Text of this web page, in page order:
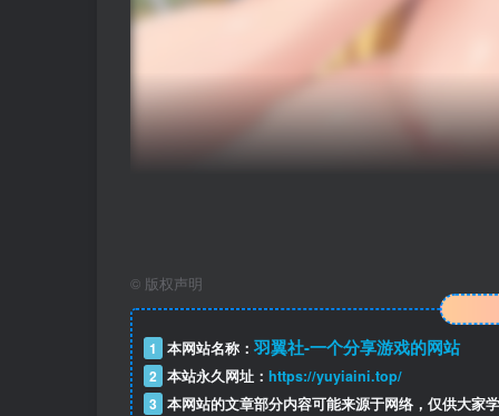
© 版权声明
1 本网站名称： 羽翼社-一个分享游戏的网站
2 本站永久网址： https://yuyiaini.top/
3 本网站的文章部分内容可能来源于网络，仅供大家